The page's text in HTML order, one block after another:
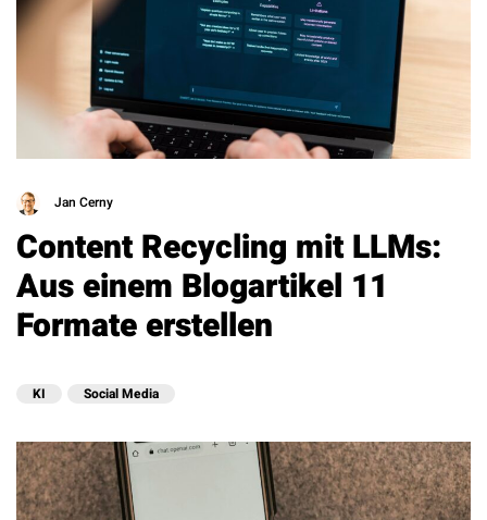
Jan Cerny
Content Recycling mit LLMs:
Aus einem Blogartikel 11
Formate erstellen
KI Social Media